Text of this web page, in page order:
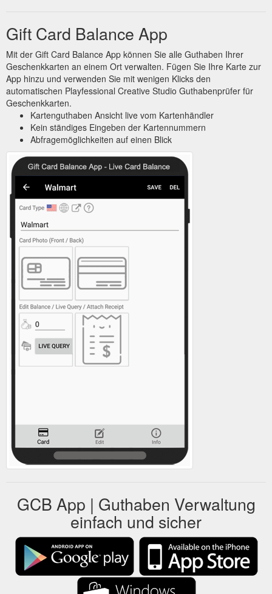
Gift Card Balance App
Mit der Gift Card Balance App können Sie alle Guthaben Ihrer
Geschenkkarten an einem Ort verwalten. Fügen Sie Ihre Karte zur
App hinzu und verwenden Sie mit wenigen Klicks den
automatischen Playfessional Creative Studio Guthabenprüfer für
Geschenkkarten.
Kartenguthaben Ansicht live vom Kartenhändler
Kein ständiges Eingeben der Kartennummern
Abfragemöglichkeiten auf einen Blick
GCB App | Guthaben Verwaltung
einfach und sicher